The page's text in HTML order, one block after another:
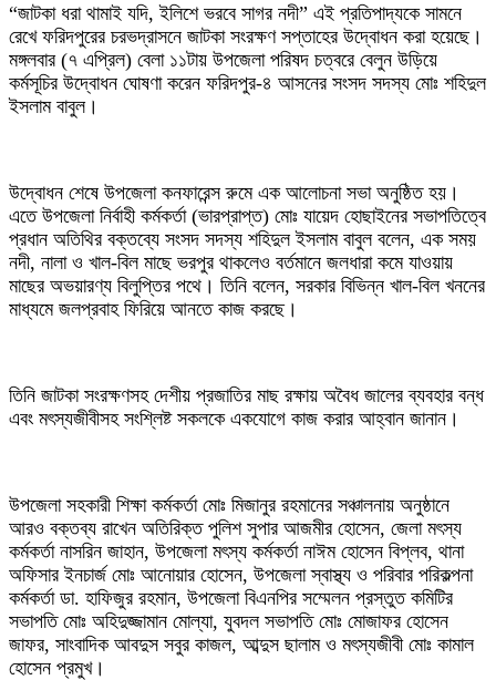
“জাটকা ধরা থামাই যদি, ইলিশে ভরবে সাগর নদী” এই প্রতিপাদ্যকে সামনে
রেখে ফরিদপুরের চরভদ্রাসনে জাটকা সংরক্ষণ সপ্তাহের উদ্বোধন করা হয়েছে।
মঙ্গলবার (৭ এপ্রিল) বেলা ১১টায় উপজেলা পরিষদ চত্বরে বেলুন উড়িয়ে
কর্মসূচির উদ্বোধন ঘোষণা করেন ফরিদপুর-৪ আসনের সংসদ সদস্য মোঃ শহিদুল
ইসলাম বাবুল।
উদ্বোধন শেষে উপজেলা কনফারেন্স রুমে এক আলোচনা সভা অনুষ্ঠিত হয়।
এতে উপজেলা নির্বাহী কর্মকর্তা (ভারপ্রাপ্ত) মোঃ যায়েদ হোছাইনের সভাপতিত্বে
প্রধান অতিথির বক্তব্যে সংসদ সদস্য শহিদুল ইসলাম বাবুল বলেন, এক সময়
নদী, নালা ও খাল-বিল মাছে ভরপুর থাকলেও বর্তমানে জলধারা কমে যাওয়ায়
মাছের অভয়ারণ্য বিলুপ্তির পথে। তিনি বলেন, সরকার বিভিন্ন খাল-বিল খননের
মাধ্যমে জলপ্রবাহ ফিরিয়ে আনতে কাজ করছে।
তিনি জাটকা সংরক্ষণসহ দেশীয় প্রজাতির মাছ রক্ষায় অবৈধ জালের ব্যবহার বন্ধ
এবং মৎস্যজীবীসহ সংশ্লিষ্ট সকলকে একযোগে কাজ করার আহ্বান জানান।
উপজেলা সহকারী শিক্ষা কর্মকর্তা মোঃ মিজানুর রহমানের সঞ্চালনায় অনুষ্ঠানে
আরও বক্তব্য রাখেন অতিরিক্ত পুলিশ সুপার আজমীর হোসেন, জেলা মৎস্য
কর্মকর্তা নাসরিন জাহান, উপজেলা মৎস্য কর্মকর্তা নাঈম হোসেন বিপ্লব, থানা
অফিসার ইনচার্জ মোঃ আনোয়ার হোসেন, উপজেলা স্বাস্থ্য ও পরিবার পরিকল্পনা
কর্মকর্তা ডা. হাফিজুর রহমান, উপজেলা বিএনপির সম্মেলন প্রস্তুত কমিটির
সভাপতি মোঃ অহিদুজ্জামান মোল্যা, যুবদল সভাপতি মোঃ মোজাফর হোসেন
জাফর, সাংবাদিক আবদুস সবুর কাজল, আব্দুস ছালাম ও মৎস্যজীবী মোঃ কামাল
হোসেন প্রমুখ।